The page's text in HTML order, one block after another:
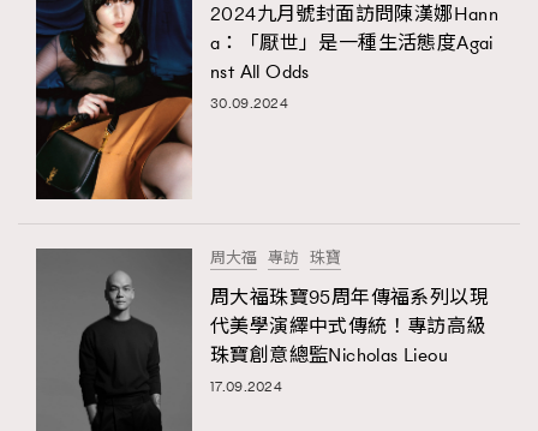
Grooming&Fitness 38
HommesFashion
HommeStyle
VAxChowSangSang
WatchesWonder&Beyond
WatchesWonder&Beyond
向ChanelN°5致敬 1
大時代小事情
#FigaroIssue 專訪陳漢娜Hanna與Takuro｜模特
情侶談愛情
2024九月號封面訪問陳漢娜Hann
a：「厭世」是一種生活態度Agai
nst All Odds
30.09.2024
周大福 專訪 珠寶
周大福珠寶95周年傳福系列以現
代美學演繹中式傳統！專訪高級
珠寶創意總監Nicholas Lieou
17.09.2024